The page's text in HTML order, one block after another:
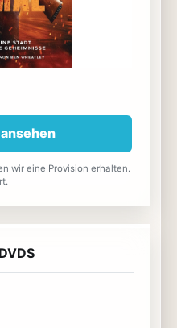
wir eine Provision erhalten.